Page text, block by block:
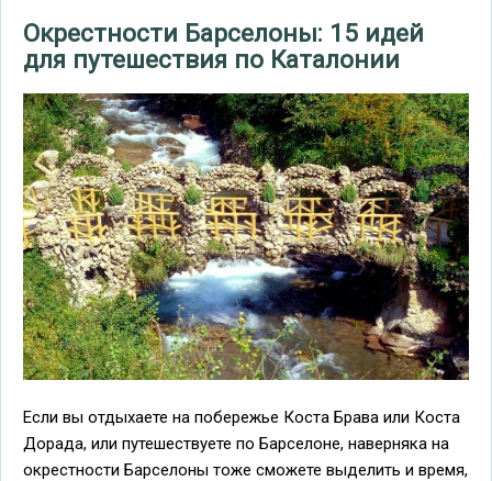
Окрестности Барселоны: 15 идей
для путешествия по Каталонии
Если вы отдыхаете на побережье Коста Брава или Коста
Дорада, или путешествуете по Барселоне, наверняка на
окрестности Барселоны тоже сможете выделить и время,